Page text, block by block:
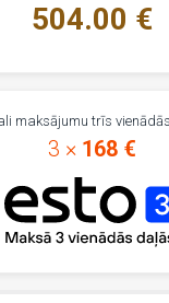
504.00 €
maksājumu trīs
3 × 168 €